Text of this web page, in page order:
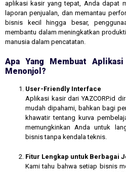
aplikasi kasir yang tepat, Anda dapat
laporan penjualan, dan memantau
bisnis kecil hingga besar,
membantu dalam meningkatkan
manusia dalam pencatatan.
Apa Yang Membuat Aplikasi
Menonjol?
User-Friendly Interface
Aplikasi kasir dari YAZCORP.id
mudah dipahami, bahkan bagi
khawatir tentang kurva
memungkinkan Anda untuk
bisnis tanpa kendala teknis.
Fitur Lengkap untuk Berbagai
Kami tahu bahwa setiap bisnis